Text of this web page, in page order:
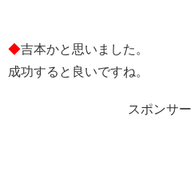
◆吉本かと思いました。
成功すると良いですね。
スポンサー